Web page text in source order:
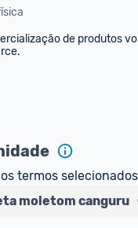
de produtos
termos selecionados
moletom canguru